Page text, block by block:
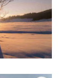
BILD